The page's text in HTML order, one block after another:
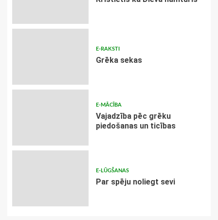
E-RAKSTI
Grēka sekas
E-MĀCĪBA
Vajadzība pēc grēku
piedošanas un ticības
E-LŪGŠANAS
Par spēju noliegt sevi